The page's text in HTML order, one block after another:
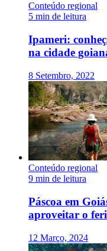
Conteúdo regional
5 min de leitura
Ipameri:
na cidade
8 Setembro, 2022
Conteúdo regional
9 min de leitura
Páscoa em
aproveitar o
12 Março, 2024